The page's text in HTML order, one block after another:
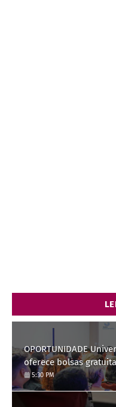
OPORTUNIDADE
oferece bolsas
saiba como se
5:30 PM